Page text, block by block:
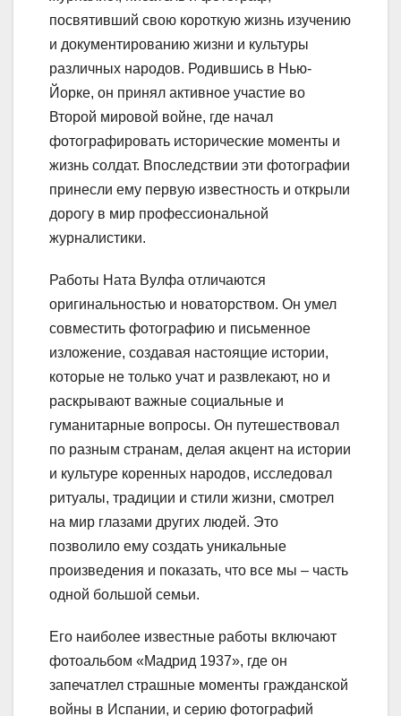
посвятивший свою короткую жизнь изучению
и документированию жизни и культуры
различных народов. Родившись в Нью-
Йорке, он принял активное участие во
Второй мировой войне, где начал
фотографировать исторические моменты и
жизнь солдат. Впоследствии эти фотографии
принесли ему первую известность и открыли
дорогу в мир профессиональной
журналистики.
Работы Ната Вулфа отличаются
оригинальностью и новаторством. Он умел
совместить фотографию и письменное
изложение, создавая настоящие истории,
которые не только учат и развлекают, но и
раскрывают важные социальные и
гуманитарные вопросы. Он путешествовал
по разным странам, делая акцент на истории
и культуре коренных народов, исследовал
ритуалы, традиции и стили жизни, смотрел
на мир глазами других людей. Это
позволило ему создать уникальные
произведения и показать, что все мы – часть
одной большой семьи.
Его наиболее известные работы включают
фотоальбом «Мадрид 1937», где он
запечатлел страшные моменты гражданской
войны в Испании, и серию фотографий